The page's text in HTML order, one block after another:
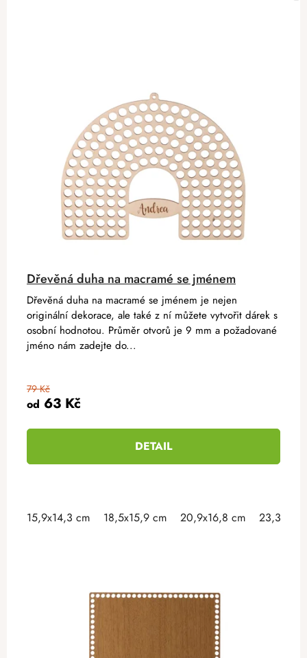
Dřevěná duha na macramé se jménem
od 63 Kč
79 Kč
DETAIL
Dřevěná duha na macramé se jménem je nejen
originální dekorace, ale také z ní můžete vytvořit dárek s
osobní hodnotou. Průměr otvorů je 9 mm a požadované
jméno nám zadejte do...
15,9x14,3 cm 18,5x15,9 cm 20,9x16,8 cm 23,3x18